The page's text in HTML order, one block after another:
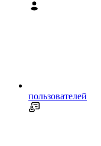
пользователей